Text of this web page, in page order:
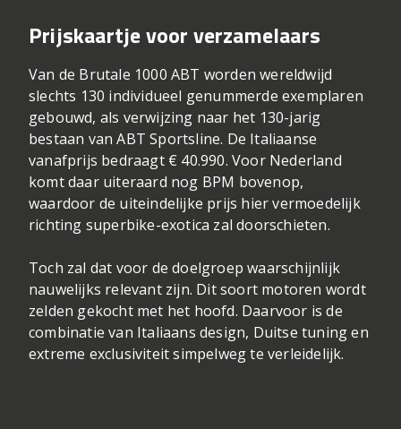
Prijskaartje voor verzamelaars
Van de Brutale 1000 ABT worden wereldwijd
slechts 130 individueel genummerde exemplaren
gebouwd, als verwijzing naar het 130-jarig
bestaan van ABT Sportsline. De Italiaanse
vanafprijs bedraagt € 40.990. Voor Nederland
komt daar uiteraard nog BPM bovenop,
waardoor de uiteindelijke prijs hier vermoedelijk
richting superbike-exotica zal doorschieten.
Toch zal dat voor de doelgroep waarschijnlijk
nauwelijks relevant zijn. Dit soort motoren wordt
zelden gekocht met het hoofd. Daarvoor is de
combinatie van Italiaans design, Duitse tuning en
extreme exclusiviteit simpelweg te verleidelijk.